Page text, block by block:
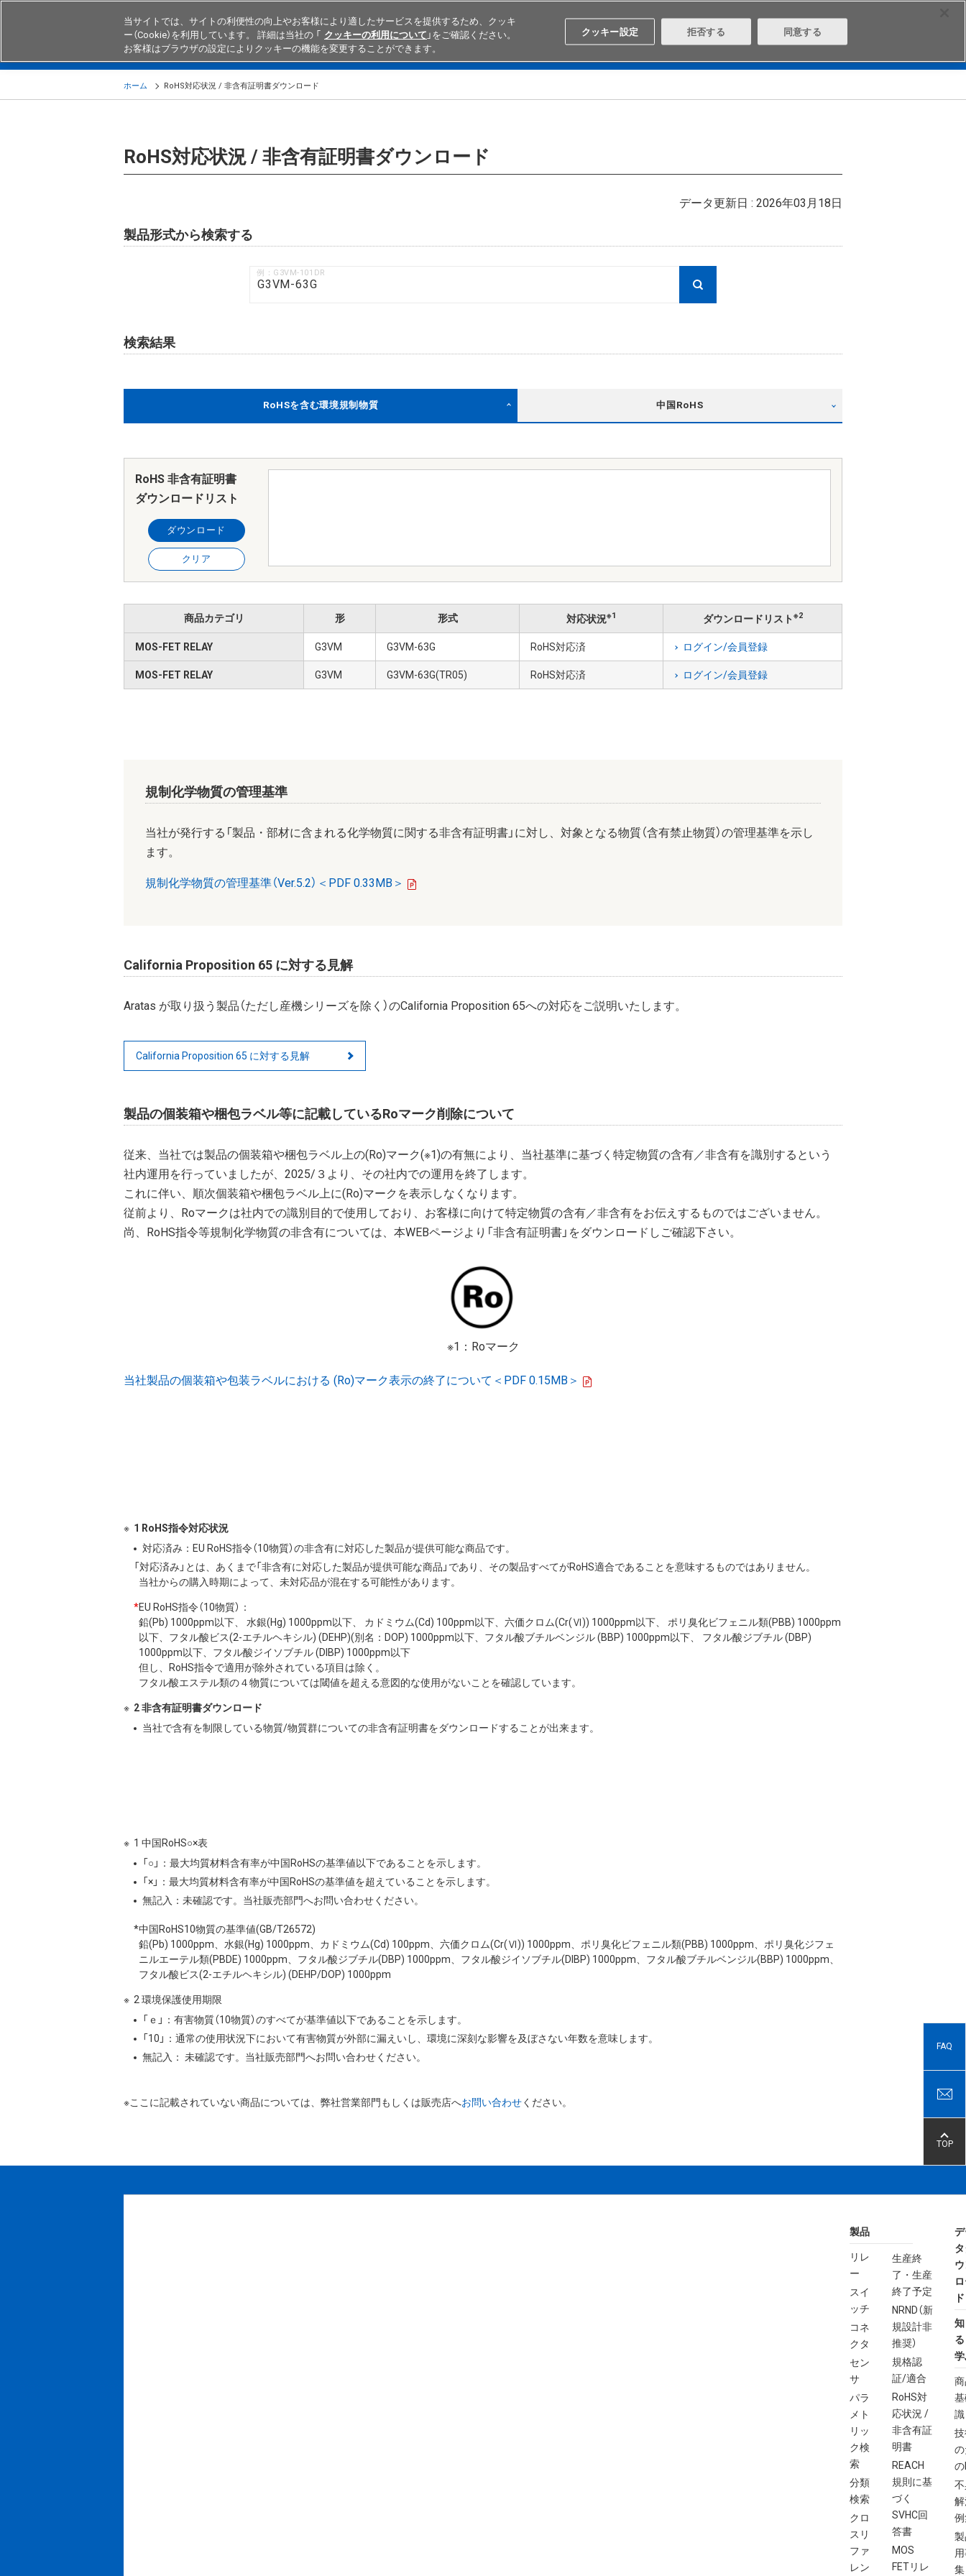
Japan Search
製品 業界・用途別商品 知る・学ぶ テクニカルサポート
ホーム RoHS対応状況 / 非含有証明書ダウンロード
RoHS対応状況 / 非含有証明書ダウンロード
データ更新日 : 2026年03月18日
製品形式から検索する
例：G3VM-101DR
検索結果
RoHSを含む環境規制物質 中国RoHS
RoHS 非含有証明書
ダウンロードリスト
ダウンロード
クリア
商品カテゴリ 形 形式 対応状況※1 ダウンロードリスト ※2
MOS-FET RELAY G3VM G3VM-63G RoHS対応済 ログイン/会員登録
MOS-FET RELAY G3VM G3VM-63G(TR05) RoHS対応済 ログイン/会員登録
規制化学物質の管理基準
当社が発行する「製品・部材に含まれる化学物質に関する非含有証明書」に対し、対象となる物質（含有禁止物質）の管理基準を示し
ます。
規制化学物質の管理基準（Ver.5.2）＜PDF 0.33MB＞
California Proposition 65 に対する見解
Aratas が取り扱う製品（ただし産機シリーズを除く）のCalifornia Proposition 65への対応をご説明いたします。
California Proposition 65 に対する見解
製品の個装箱や梱包ラベル等に記載しているRoマーク削除について
従来、当社では製品の個装箱や梱包ラベル上の(Ro)マーク(※1)の有無により、当社基準に基づく特定物質の含有／非含有を識別するという
社内運用を行っていましたが、2025/３より、その社内での運用を終了します。
これに伴い、順次個装箱や梱包ラベル上に(Ro)マークを表示しなくなります。
従前より、Roマークは社内での識別目的で使用しており、お客様に向けて特定物質の含有／非含有をお伝えするものではございません。
尚、RoHS指令等規制化学物質の非含有については、本WEBページより「非含有証明書」をダウンロードしご確認下さい。
※1：Roマーク
当社製品の個装箱や包装ラベルにおける (Ro)マーク表示の終了について＜PDF 0.15MB＞
1 RoHS指令対応状況
対応済み：EU RoHS指令（10物質）の非含有に対応した製品が提供可能な商品です。
「対応済み」とは、あくまで「非含有に対応した製品が提供可能な商品」であり、その製品すべてがRoHS適合であることを意味するものではありません。
当社からの購入時期によって、未対応品が混在する可能性があります。
*EU RoHS指令（10物質）：
鉛(Pb) 1000ppm以下、 水銀(Hg) 1000ppm以下、 カドミウム(Cd) 100ppm以下、六価クロム(Cr(Ⅵ)) 1000ppm以下、 ポリ臭化ビフェニル類(PBB) 1000ppm
以下、フタル酸ビス(2-エチルヘキシル) (DEHP)(別名：DOP) 1000ppm以下、フタル酸ブチルベンジル (BBP) 1000ppm以下、 フタル酸ジブチル (DBP)
1000ppm以下、フタル酸ジイソブチル (DIBP) 1000ppm以下
但し、RoHS指令で適用が除外されている項目は除く。
フタル酸エステル類の４物質については閾値を超える意図的な使用がないことを確認しています。
2 非含有証明書ダウンロード
当社で含有を制限している物質/物質群についての非含有証明書をダウンロードすることが出来ます。
1 中国RoHS○×表
「○」：最大均質材料含有率が中国RoHSの基準値以下であることを示します。
「×」：最大均質材料含有率が中国RoHSの基準値を超えていることを示します。
無記入：未確認です。当社販売部門へお問い合わせください。
*中国RoHS10物質の基準値(GB/T26572)
鉛(Pb) 1000ppm、水銀(Hg) 1000ppm、カドミウム(Cd) 100ppm、六価クロム(Cr(Ⅵ)) 1000ppm、ポリ臭化ビフェニル類(PBB) 1000ppm、ポリ臭化ジフェ
ニルエーテル類(PBDE) 1000ppm、フタル酸ジブチル(DBP) 1000ppm、フタル酸ジイソブチル(DIBP) 1000ppm、フタル酸ブチルベンジル(BBP) 1000ppm、
フタル酸ビス(2-エチルヘキシル) (DEHP/DOP) 1000ppm
2 環境保護使用期限
「ｅ」：有害物質（10物質）のすべてが基準値以下であることを示します。
「10」：通常の使用状況下において有害物質が外部に漏えいし、環境に深刻な影響を及ぼさない年数を意味します。
無記入： 未確認です。当社販売部門へお問い合わせください。
※ここに記載されていない商品については、弊社営業部門もしくは販売店へお問い合わせください。
FAQ
TOP
製品
リレ
ー
スイ
ッチ
コネ
クタ
セン
サ
パラ
メト
リッ
ク検
索
分類
検索
クロ
スリ
ファ
レン
生産終
了・生産
終了予定
NRND（新
規設計非
推奨）
規格認
証/適合
RoHS対
応状況 /
非含有証
明書
REACH
規則に基
づく
SVHC回
答書
MOS
FETリレ
ド
知
識
の
集
当サイトでは、サイトの利便性の向上やお客様により適したサービスを提供するため、クッキ
ー（Cookie）を利用しています。 詳細は当社の 「 クッキーの利用について 」をご確認ください。
お客様はブラウザの設定によりクッキーの機能を変更することができます。
クッキー設定 拒否する 同意する